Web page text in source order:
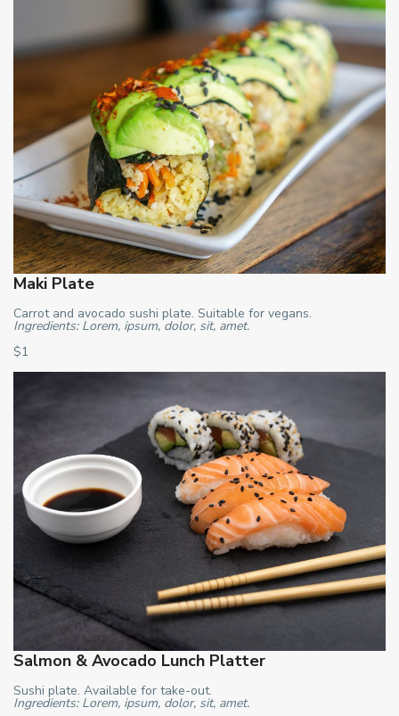
Maki Plate
Carrot and avocado sushi plate. Suitable for vegans.
Ingredients: Lorem, ipsum, dolor, sit, amet.
$1
Salmon & Avocado Lunch Platter
Sushi plate. Available for take-out.
Ingredients: Lorem, ipsum, dolor, sit, amet.